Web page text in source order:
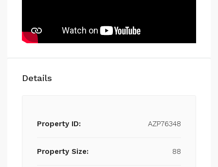
Details
Property ID: AZP76348
Property Size: 88